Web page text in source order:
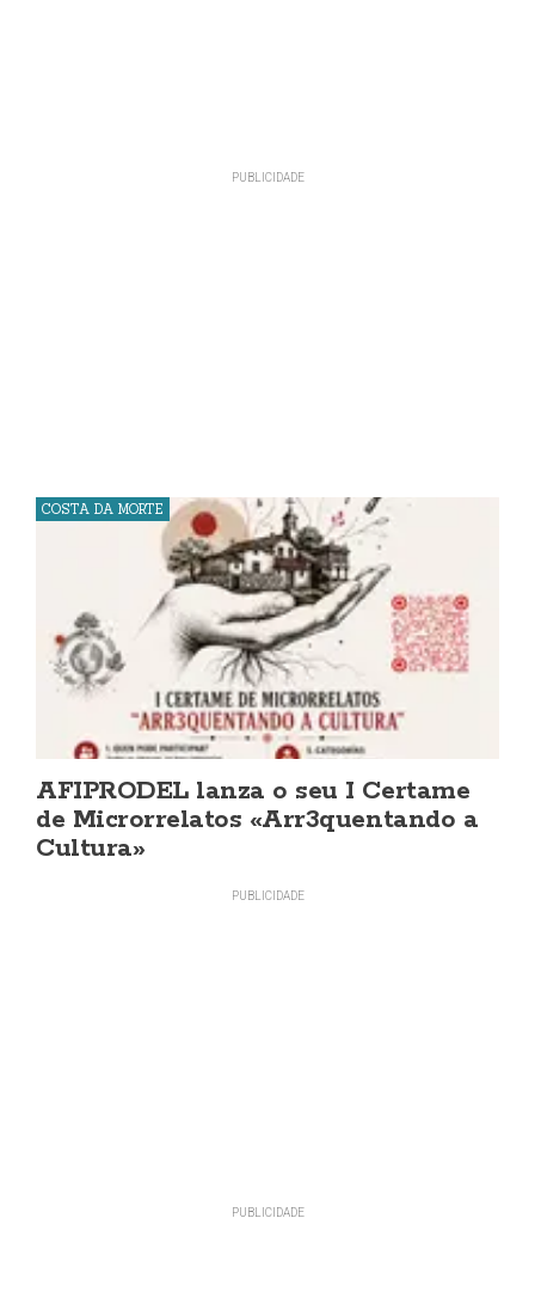
COSTA DA MORTE
AFIPRODEL lanza o seu I Certame
de Microrrelatos «Arr3quentando a
Cultura»